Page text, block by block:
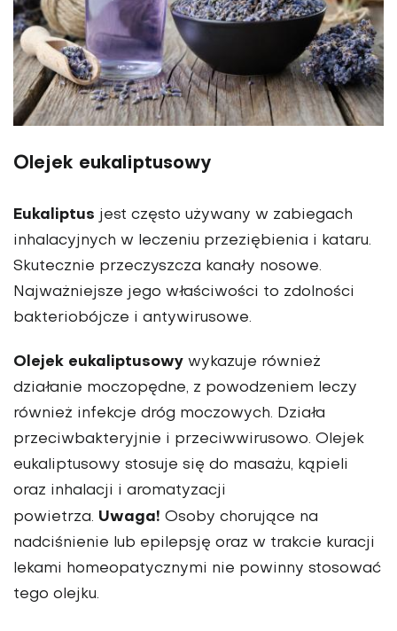
Olejek eukaliptusowy
Eukaliptus jest często używany w zabiegach
inhalacyjnych w leczeniu przeziębienia i kataru.
Skutecznie przeczyszcza kanały nosowe.
Najważniejsze jego właściwości to zdolności
bakteriobójcze i antywirusowe.
Olejek eukaliptusowy wykazuje również
działanie moczopędne, z powodzeniem leczy
również infekcje dróg moczowych. Działa
przeciwbakteryjnie i przeciwwirusowo. Olejek
eukaliptusowy stosuje się do masażu, kąpieli
oraz inhalacji i aromatyzacji
powietrza. Uwaga! Osoby chorujące na
nadciśnienie lub epilepsję oraz w trakcie kuracji
lekami homeopatycznymi nie powinny stosować
tego olejku.